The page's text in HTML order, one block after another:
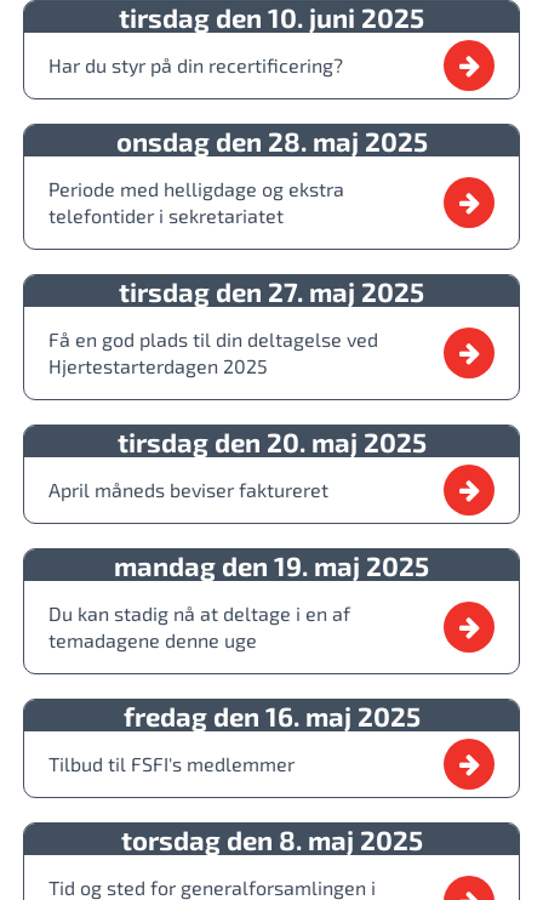
tirsdag den 10. juni 2025
Har du styr på din recertificering?
onsdag den 28. maj 2025
Periode med helligdage og ekstra
telefontider i sekretariatet
tirsdag den 27. maj 2025
Få en god plads til din deltagelse ved
Hjertestarterdagen 2025
tirsdag den 20. maj 2025
April måneds beviser faktureret
mandag den 19. maj 2025
Du kan stadig nå at deltage i en af
temadagene denne uge
fredag den 16. maj 2025
Tilbud til FSFI's medlemmer
torsdag den 8. maj 2025
Tid og sted for generalforsamlingen i